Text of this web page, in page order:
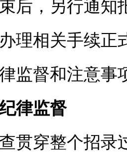
，另行通知
理相关手续正
督和注意事
律监督
穿整个招录